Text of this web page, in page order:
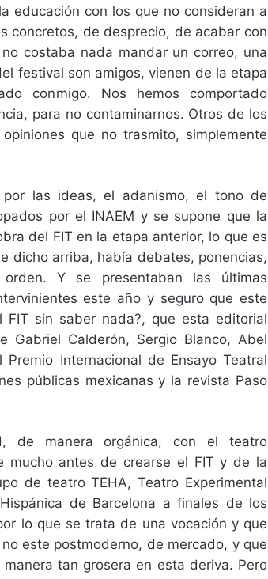
educación con los que no consideran a
concretos, de desprecio, de acabar con
costaba nada mandar un correo, una
festival son amigos, vienen de la etapa
conmigo. Nos hemos comportado
para no contaminarnos. Otros de los
que no trasmito, simplemente
las ideas, el adanismo, el tono de
por el INAEM y se supone que la
del FIT en la etapa anterior, lo que es
dicho arriba, había debates, ponencias,
Y se presentaban las últimas
este año y seguro que este
sin saber nada?, que esta editorial
Calderón, Sergio Blanco, Abel
Internacional de Ensayo Teatral
públicas mexicanas y la revista Paso
de manera orgánica, con el teatro
mucho antes de crearse el FIT y de la
de teatro TEHA, Teatro Experimental
de Barcelona a finales de los
lo que se trata de una vocación y que
este postmoderno, de mercado, y que
tan grosera en esta deriva. Pero